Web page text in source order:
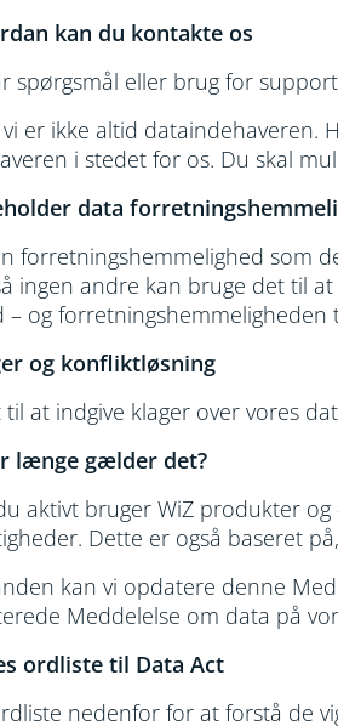
kan du kontakte os
spørgsmål eller brug for
er ikke altid dataindehaveren.
i stedet for os. Du skal
data
forretningshemmelighed som
ingen andre kan bruge det til
– og forretningshemmeligheden
og konfliktløsning
at indgive klager over vores
længe gælder det?
aktivt bruger WiZ produkter
Dette er også baseret
kan vi opdatere denne
Meddelelse om data på
ordliste til Data Act
nedenfor for at forstå de